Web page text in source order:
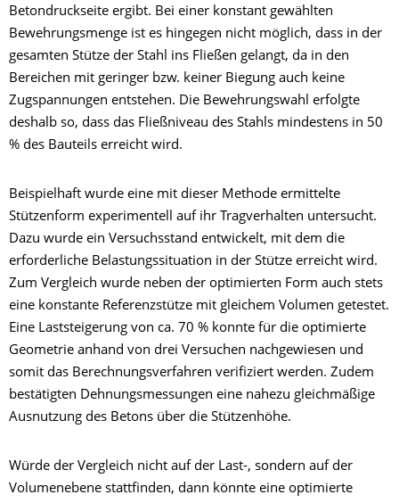
Betondruckseite ergibt. Bei einer konstant gewählten
Bewehrungsmenge ist es hingegen nicht möglich, dass in der
gesamten Stütze der Stahl ins Fließen gelangt, da in den
Bereichen mit geringer bzw. keiner Biegung auch keine
Zugspannungen entstehen. Die Bewehrungswahl erfolgte
deshalb so, dass das Fließniveau des Stahls mindestens in 50
% des Bauteils erreicht wird.
Beispielhaft wurde eine mit dieser Methode ermittelte
Stützenform experimentell auf ihr Tragverhalten untersucht.
Dazu wurde ein Versuchsstand entwickelt, mit dem die
erforderliche Belastungssituation in der Stütze erreicht wird.
Zum Vergleich wurde neben der optimierten Form auch stets
eine konstante Referenzstütze mit gleichem Volumen getestet.
Eine Laststeigerung von ca. 70 % konnte für die optimierte
Geometrie anhand von drei Versuchen nachgewiesen und
somit das Berechnungsverfahren verifiziert werden. Zudem
bestätigten Dehnungsmessungen eine nahezu gleichmäßige
Ausnutzung des Betons über die Stützenhöhe.
Würde der Vergleich nicht auf der Last-, sondern auf der
Volumenebene stattfinden, dann könnte eine optimierte